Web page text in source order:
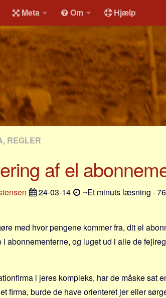
Meta Om Hjælp
REGLER
af el
24-03-14
~Et minuts læsning ·
med hvor pengene kommer fra, dit el
i abonnementerne, og luget ud i alle de
i jeres kompleks, har de måske sat
firma, burde de have orienteret jer eller